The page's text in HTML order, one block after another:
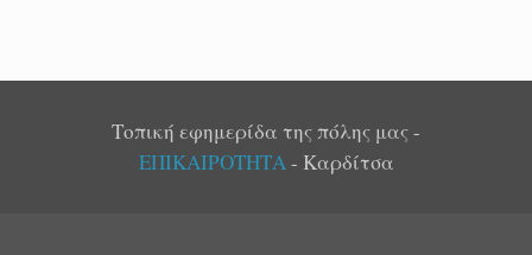
Τοπική εφημερίδα της πόλης μας -
ΕΠΙΚΑΙΡΟΤΗΤΑ- Καρδίτσα